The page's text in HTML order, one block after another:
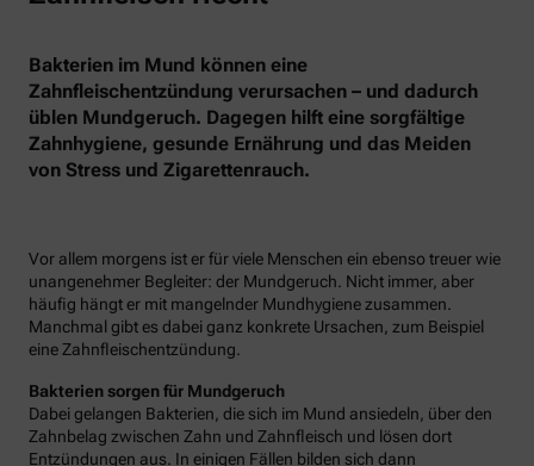
Bakterien im Mund können eine
Zahnfleischentzündung verursachen – und dadurch
üblen Mundgeruch. Dagegen hilft eine sorgfältige
Zahnhygiene, gesunde Ernährung und das Meiden
von Stress und Zigarettenrauch.
Vor allem morgens ist er für viele Menschen ein ebenso treuer wie
unangenehmer Begleiter: der Mundgeruch. Nicht immer, aber
häufig hängt er mit mangelnder Mundhygiene zusammen.
Manchmal gibt es dabei ganz konkrete Ursachen, zum Beispiel
eine Zahnfleischentzündung.
Bakterien sorgen für Mundgeruch
Dabei gelangen Bakterien, die sich im Mund ansiedeln, über den
Zahnbelag zwischen Zahn und Zahnfleisch und lösen dort
Entzündungen aus. In einigen Fällen bilden sich dann